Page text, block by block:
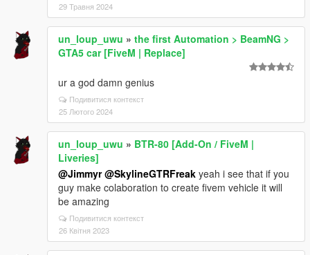
29 Травня 2024
un_loup_uwu » the first Automation > BeamNG >
GTA5 car [FiveM | Replace]
ur a god damn genius
Подивитися контекст
25 Лютого 2024
un_loup_uwu » BTR-80 [Add-On / FiveM |
Liveries]
@Jimmyr @SkylineGTRFreak yeah i see that if you
guy make colaboration to create fivem vehicle it will
be amazing
Подивитися контекст
26 Квітня 2023